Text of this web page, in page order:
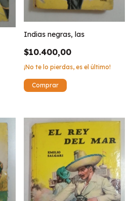
Indias negras, las
$10.400,00
¡No te lo pierdas, es el último!